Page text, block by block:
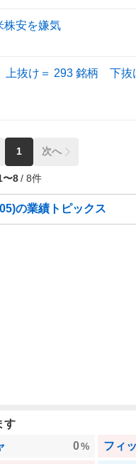
安を嫌気
上抜け＝ 293 銘柄 下
1 次へ
〜8 / 8件
)の業績トピックス
す
0% フィ